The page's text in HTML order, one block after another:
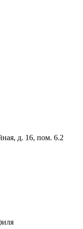
д. 16, пом. 6.2